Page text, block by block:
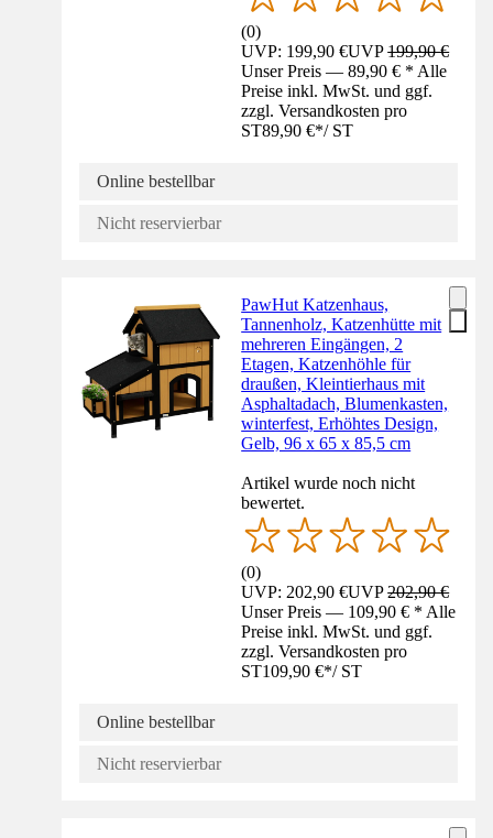
(0)
UVP: 199,90 €UVP199,90 €
Unser Preis — 89,90 € * Alle
Preise inkl. MwSt. und ggf.
zzgl. Versandkosten pro
ST89,90 €*/ ST
Online bestellbar
Nicht reservierbar
PawHut Katzenhaus,
Tannenholz, Katzenhütte mit
mehreren Eingängen, 2
Etagen, Katzenhöhle für
draußen, Kleintierhaus mit
Asphaltadach, Blumenkasten,
winterfest, Erhöhtes Design,
Gelb, 96 x 65 x 85,5 cm
Artikel wurde noch nicht
bewertet.
(0)
UVP: 202,90 €UVP202,90 €
Unser Preis — 109,90 € * Alle
Preise inkl. MwSt. und ggf.
zzgl. Versandkosten pro
ST109,90 €*/ ST
Online bestellbar
Nicht reservierbar